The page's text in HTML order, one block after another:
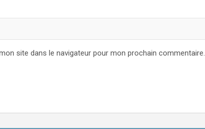
site dans le navigateur pour mon prochain commentaire.